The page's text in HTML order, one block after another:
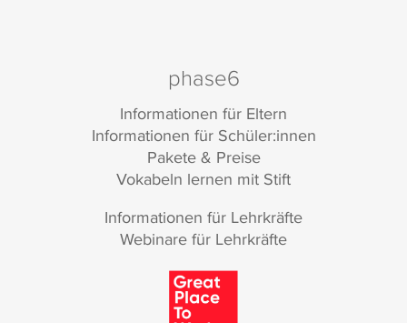
phase6
Informationen für Eltern
Informationen für Schüler:innen
Pakete & Preise
Vokabeln lernen mit Stift
Informationen für Lehrkräfte
Webinare für Lehrkräfte